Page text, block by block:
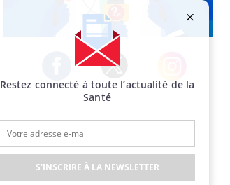
Facebook Twitter Instagram
Restez connecté à toute l’actualité de la
Santé
S'INSCRIRE À LA NEWSLETTER